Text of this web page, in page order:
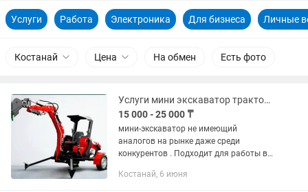
Услуги Работа Электроника Для бизнеса Личные
Костанай Цена На обмен Есть фото
Услуги мини экскаватор трактор копка фундамент водопровод септик газ
15 000 - 25 000 ₸
мини-экскаватор не имеющий
аналогов на рынке даже среди
конкурентов . Подходит для работы в
третьей и четвертой категории на
Костанай, 6 июня